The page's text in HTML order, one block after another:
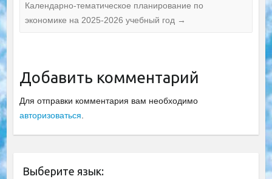
Календарно-тематическое планирование по
экономике на 2025-2026 учебный год →
Добавить комментарий
Для отправки комментария вам необходимо
авторизоваться.
Выберите язык: